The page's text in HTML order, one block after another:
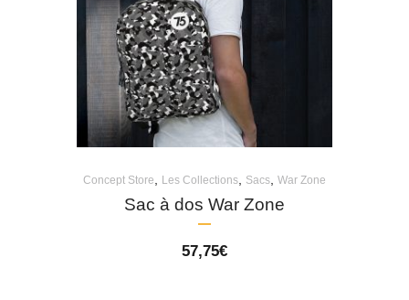
Concept Store Les Collections Sacs War Zone
Sac à dos War Zone
57,75€